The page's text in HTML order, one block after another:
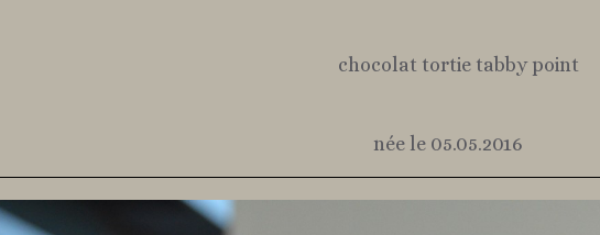
chocolat tortie tabby point
née le 05.05.2016